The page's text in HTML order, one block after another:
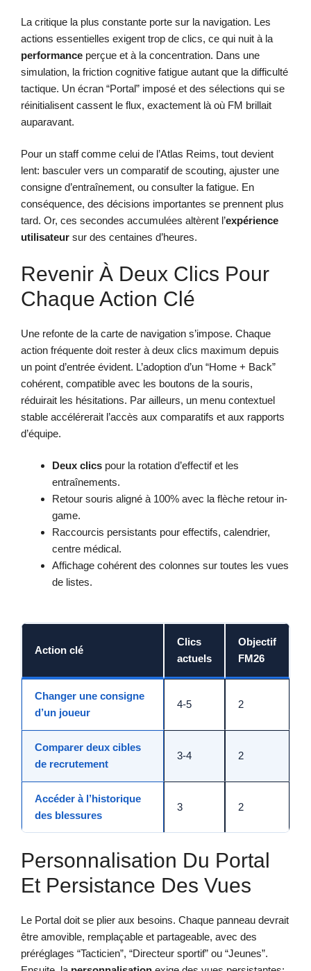
La critique la plus constante porte sur la navigation. Les
actions essentielles exigent trop de clics, ce qui nuit à la
performance perçue et à la concentration. Dans une
simulation, la friction cognitive fatigue autant que la difficulté
tactique. Un écran “Portal” imposé et des sélections qui se
réinitialisent cassent le flux, exactement là où FM brillait
auparavant.
Pour un staff comme celui de l’Atlas Reims, tout devient
lent: basculer vers un comparatif de scouting, ajuster une
consigne d’entraînement, ou consulter la fatigue. En
conséquence, des décisions importantes se prennent plus
tard. Or, ces secondes accumulées altèrent l’expérience
utilisateur sur des centaines d’heures.
Revenir À Deux Clics Pour
Chaque Action Clé
Une refonte de la carte de navigation s’impose. Chaque
action fréquente doit rester à deux clics maximum depuis
un point d’entrée évident. L’adoption d’un “Home + Back”
cohérent, compatible avec les boutons de la souris,
réduirait les hésitations. Par ailleurs, un menu contextuel
stable accélérerait l’accès aux comparatifs et aux rapports
d’équipe.
Deux clics pour la rotation d’effectif et les
entraînements.
Retour souris aligné à 100% avec la flèche retour in-
game.
Raccourcis persistants pour effectifs, calendrier,
centre médical.
Affichage cohérent des colonnes sur toutes les vues
de listes.
Action clé
Clics
actuels
Objectif
FM26
Changer une consigne
d’un joueur
4-5 2
Comparer deux cibles
de recrutement
3-4 2
Accéder à l’historique
des blessures
3 2
Personnalisation Du Portal
Et Persistance Des Vues
Le Portal doit se plier aux besoins. Chaque panneau devrait
être amovible, remplaçable et partageable, avec des
préréglages “Tacticien”, “Directeur sportif” ou “Jeunes”.